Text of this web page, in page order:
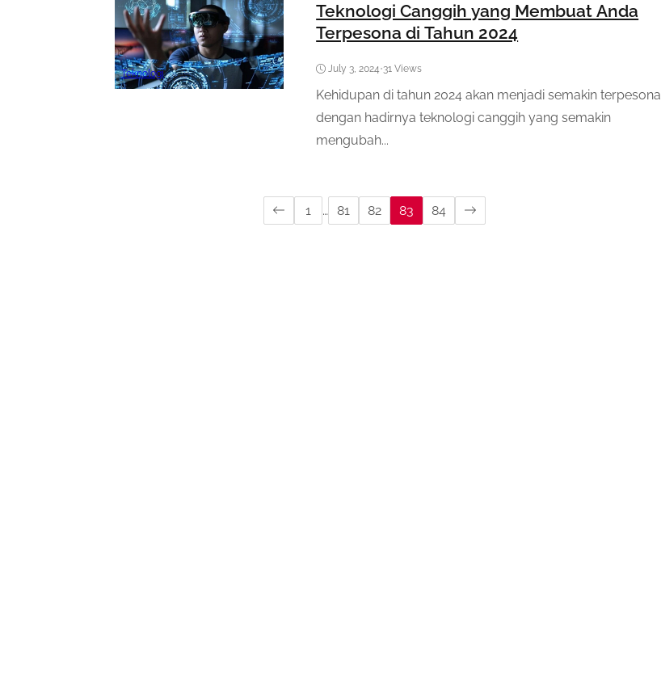
Teknologi
Teknologi Canggih yang Membuat Anda
Terpesona di Tahun 2024
July 3, 2024•31 Views
Kehidupan di tahun 2024 akan menjadi semakin terpesona
dengan hadirnya teknologi canggih yang semakin
mengubah...
1 … 81 82 83 84